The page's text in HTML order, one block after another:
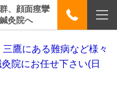
、顔面痙攣
灸院へ
鷹にある難病など様々
院にお任せ下さい(日